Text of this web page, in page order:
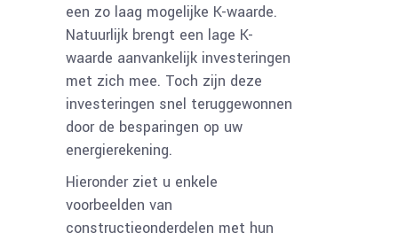
een zo laag mogelijke K-waarde.
Natuurlijk brengt een lage K-
waarde aanvankelijk investeringen
met zich mee. Toch zijn deze
investeringen snel teruggewonnen
door de besparingen op uw
energierekening.
Hieronder ziet u enkele
voorbeelden van
constructieonderdelen met hun